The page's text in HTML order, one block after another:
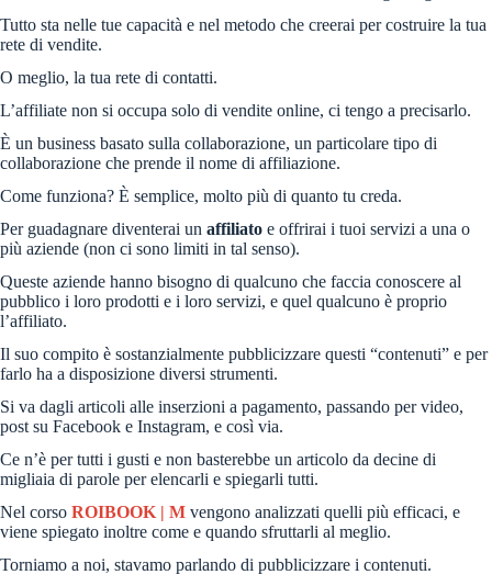
Tutto sta nelle tue capacità e nel metodo che creerai per costruire la tua
rete di vendite.
O meglio, la tua rete di contatti.
L’affiliate non si occupa solo di vendite online, ci tengo a precisarlo.
È un business basato sulla collaborazione, un particolare tipo di
collaborazione che prende il nome di affiliazione.
Come funziona? È semplice, molto più di quanto tu creda.
Per guadagnare diventerai un affiliato e offrirai i tuoi servizi a una o
più aziende (non ci sono limiti in tal senso).
Queste aziende hanno bisogno di qualcuno che faccia conoscere al
pubblico i loro prodotti e i loro servizi, e quel qualcuno è proprio
l’affiliato.
Il suo compito è sostanzialmente pubblicizzare questi “contenuti” e per
farlo ha a disposizione diversi strumenti.
Si va dagli articoli alle inserzioni a pagamento, passando per video,
post su Facebook e Instagram, e così via.
Ce n’è per tutti i gusti e non basterebbe un articolo da decine di
migliaia di parole per elencarli e spiegarli tutti.
Nel corso ROIBOOK | M vengono analizzati quelli più efficaci, e
viene spiegato inoltre come e quando sfruttarli al meglio.
Torniamo a noi, stavamo parlando di pubblicizzare i contenuti.